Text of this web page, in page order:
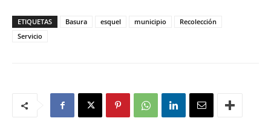
ETIQUETAS Basura esquel municipio
Recolección
Servicio